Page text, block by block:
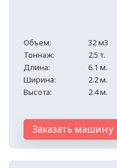
Объем:
32 м3
Тоннаж:
2.5 т.
Длина:
6.1 м.
Ширина:
2.2 м.
Высота:
2.4 м.
Заказать машину